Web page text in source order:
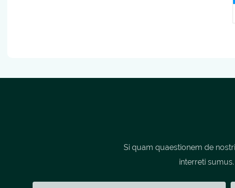
Si quam quaestionem de
interreti